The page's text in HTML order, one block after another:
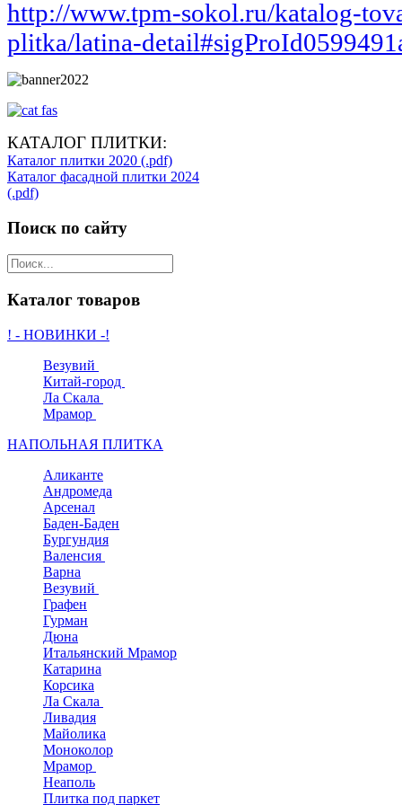
http://www.tpm-sokol.ru/katalog-
plitka/latina-
КАТАЛОГ ПЛИТКИ:
Каталог плитки 2020 (.pdf)
Каталог фасадной плитки 2024
(.pdf)
Поиск по сайту
Каталог товаров
! - НОВИНКИ -!
Везувий
Китай-город
Ла Скала
Мрамор
НАПОЛЬНАЯ ПЛИТКА
Аликанте
Андромеда
Арсенал
Баден-Баден
Бургундия
Валенсия
Варна
Везувий
Графен
Гурман
Дюна
Итальянский Мрамор
Катарина
Корсика
Ла Скала
Ливадия
Майолика
Моноколор
Мрамор
Неаполь
Плитка под паркет